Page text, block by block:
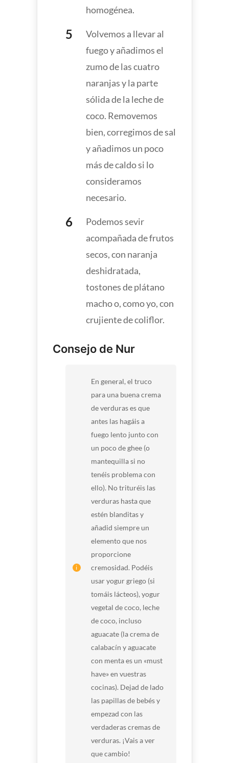
homogénea.
Volvemos a llevar al
fuego y añadimos el
zumo de las cuatro
naranjas y la parte
sólida de la leche de
coco. Removemos
bien, corregimos de sal
y añadimos un poco
más de caldo si lo
consideramos
necesario.
Podemos sevir
acompañada de frutos
secos, con naranja
deshidratada,
tostones de plátano
macho o, como yo, con
crujiente de coliflor.
Consejo de Nur
En general, el truco
para una buena crema
de verduras es que
antes las hagáis a
fuego lento junto con
un poco de ghee (o
mantequilla si no
tenéis problema con
ello). No trituréis las
verduras hasta que
estén blanditas y
añadid siempre un
elemento que nos
proporcione
cremosidad. Podéis
usar yogur griego (si
tomáis lácteos), yogur
vegetal de coco, leche
de coco, incluso
aguacate (la crema de
calabacín y aguacate
con menta es un «must
have» en vuestras
cocinas). Dejad de lado
las papillas de bebés y
empezad con las
verdaderas cremas de
verduras. ¡Vais a ver
que cambio!